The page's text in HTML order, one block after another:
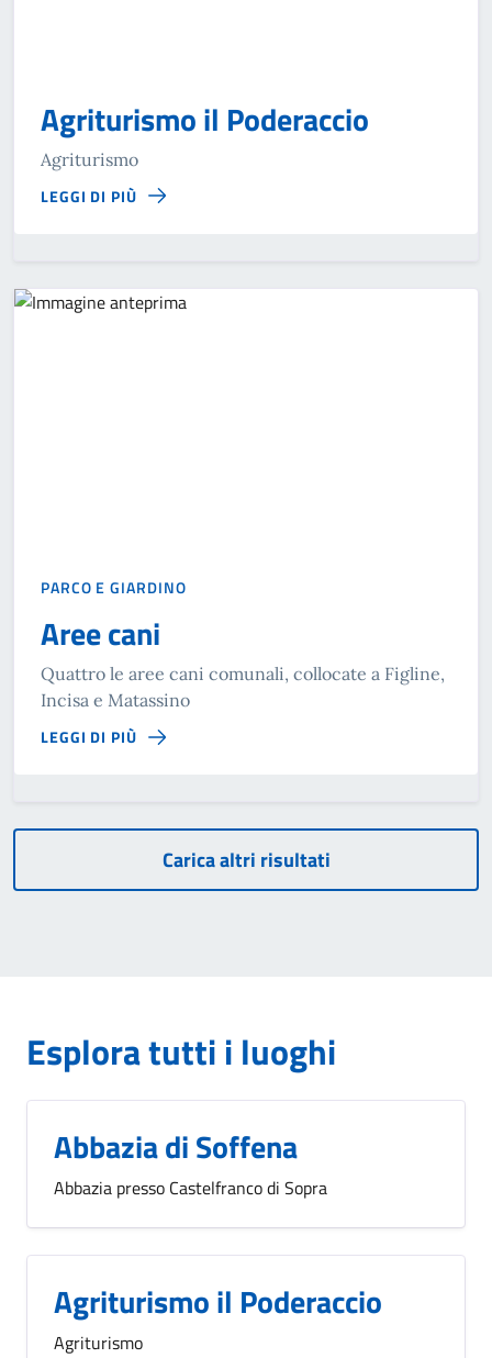
Agriturismo il Poderaccio
Agriturismo
LEGGI DI PIÙ
PARCO E GIARDINO
Aree cani
Quattro le aree cani comunali, collocate a Figline,
Incisa e Matassino
LEGGI DI PIÙ
Carica altri risultati
Esplora tutti i luoghi
Abbazia di Soffena
Abbazia presso Castelfranco di Sopra
Agriturismo il Poderaccio
Agriturismo